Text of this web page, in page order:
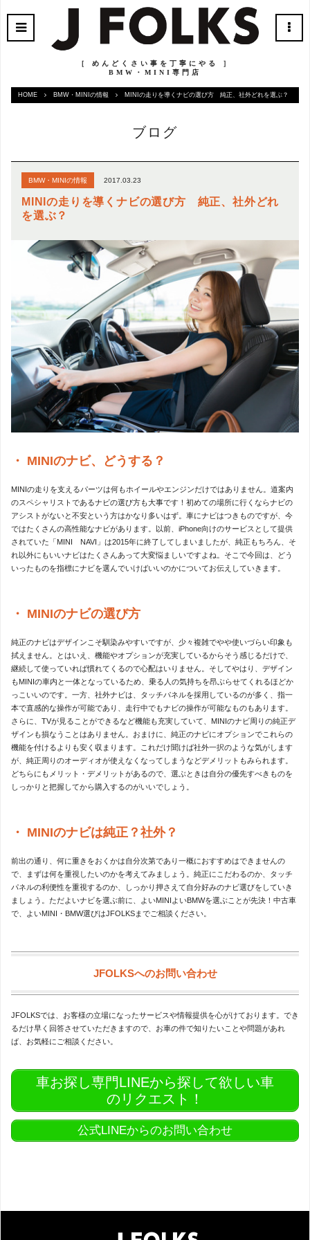
［ めんどくさい事を丁寧にやる ］
BMW・MINI専門店
HOME BMW・MINIの情報 MINIの走りを導くナビの選び方 純正、社外どれを選ぶ？
ブログ
BMW・MINIの情報 2017.03.23
MINIの走りを導くナビの選び方 純正、社外どれ
を選ぶ？
MINIのナビ、どうする？
MINIの走りを支えるパーツは何もホイールやエンジンだけではありません。道案内
のスペシャリストであるナビの選び方も大事です！初めての場所に行くならナビの
アシストがないと不安という方はかなり多いはず。車にナビはつきものですが、今
ではたくさんの高性能なナビがあります。以前、iPhone向けのサービスとして提供
されていた「MINI NAVI」は2015年に終了してしまいましたが、純正もちろん、そ
れ以外にもいいナビはたくさんあって大変悩ましいですよね。そこで今回は、どう
いったものを指標にナビを選んでいけばいいのかについてお伝えしていきます。
MINIのナビの選び方
純正のナビはデザインこそ馴染みやすいですが、少々複雑でやや使いづらい印象も
拭えません。とはいえ、機能やオプションが充実しているからそう感じるだけで、
継続して使っていれば慣れてくるので心配はいりません。そしてやはり、デザイン
もMINIの車内と一体となっているため、乗る人の気持ちを昂ぶらせてくれるほどか
っこいいのです。一方、社外ナビは、タッチパネルを採用しているのが多く、指一
本で直感的な操作が可能であり、走行中でもナビの操作が可能なものもあります。
さらに、TVが見ることができるなど機能も充実していて、MINIのナビ周りの純正デ
ザインも損なうことはありません。おまけに、純正のナビにオプションでこれらの
機能を付けるよりも安く収まります。これだけ聞けば社外一択のような気がします
が、純正周りのオーディオが使えなくなってしまうなどデメリットもみられます。
どちらにもメリット・デメリットがあるので、選ぶときは自分の優先すべきものを
しっかりと把握してから購入するのがいいでしょう。
MINIのナビは純正？社外？
前出の通り、何に重きをおくかは自分次第であり一概におすすめはできませんの
で、まずは何を重視したいのかを考えてみましょう。純正にこだわるのか、タッチ
パネルの利便性を重視するのか、しっかり押さえて自分好みのナビ選びをしていき
ましょう。ただよいナビを選ぶ前に、よいMINIよいBMWを選ぶことが先決！中古車
で、よいMINI・BMW選びはJFOLKSまでご相談ください。
JFOLKSへのお問い合わせ
JFOLKSでは、お客様の立場になったサービスや情報提供を心がけております。でき
るだけ早く回答させていただきますので、お車の件で知りたいことや問題があれ
ば、お気軽にご相談ください。
車お探し専門LINEから探して欲しい車
のリクエスト！
公式LINEからのお問い合わせ